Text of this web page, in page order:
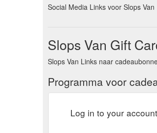
Social Media Links voor Slops Van
Slops Van Gift
Slops Van Links naar
Programma voor
Log in to your account